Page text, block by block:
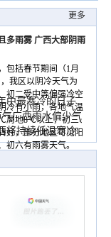
更多
多雨雾 广西大部阴雨
包括春节期间（1月
我区以阴冷天气为
初二受中等偏强冷空
冷有小雨，各地气温
局地8℃以上，初三、
好，部分地区可见阳
初六有雨雾天气。
中最寒冷的日子
广西雨水偏少气
将持续低温寒冷